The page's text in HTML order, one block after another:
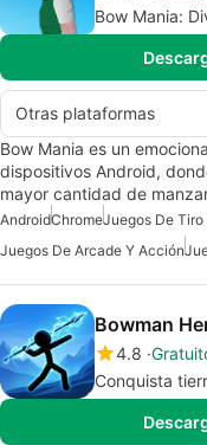
Bow Mania:
Otras plataformas
Bow Mania es un
dispositivos Android,
mayor cantidad de
AndroidChromeJuegos De Tiro
Juegos De Arcade Y Acción
Bowman
4.8
Conquista